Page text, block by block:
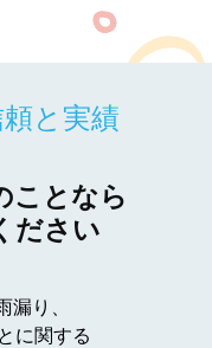
と実績
ことなら
ださい
漏り、
に関する